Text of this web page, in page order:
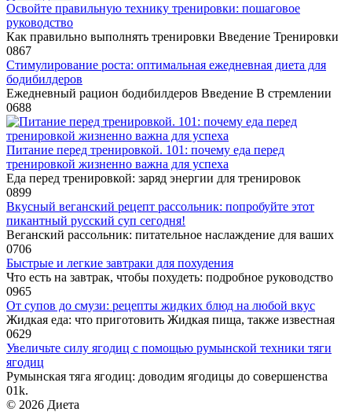
Освойте правильную технику тренировки: пошаговое
руководство
Как правильно выполнять тренировки Введение Тренировки
0867
Стимулирование роста: оптимальная ежедневная диета для
бодибилдеров
Ежедневный рацион бодибилдеров Введение В стремлении
0688
Питание перед тренировкой. 101: почему еда перед
тренировкой жизненно важна для успеха
Еда перед тренировкой: заряд энергии для тренировок
0899
Вкусный веганский рецепт рассольник: попробуйте этот
пикантный русский суп сегодня!
Веганский рассольник: питательное наслаждение для ваших
0706
Быстрые и легкие завтраки для похудения
Что есть на завтрак, чтобы похудеть: подробное руководство
0965
От супов до смузи: рецепты жидких блюд на любой вкус
Жидкая еда: что приготовить Жидкая пища, также известная
0629
Увеличьте силу ягодиц с помощью румынской техники тяги
ягодиц
Румынская тяга ягодиц: доводим ягодицы до совершенства
01k.
© 2026 Диета